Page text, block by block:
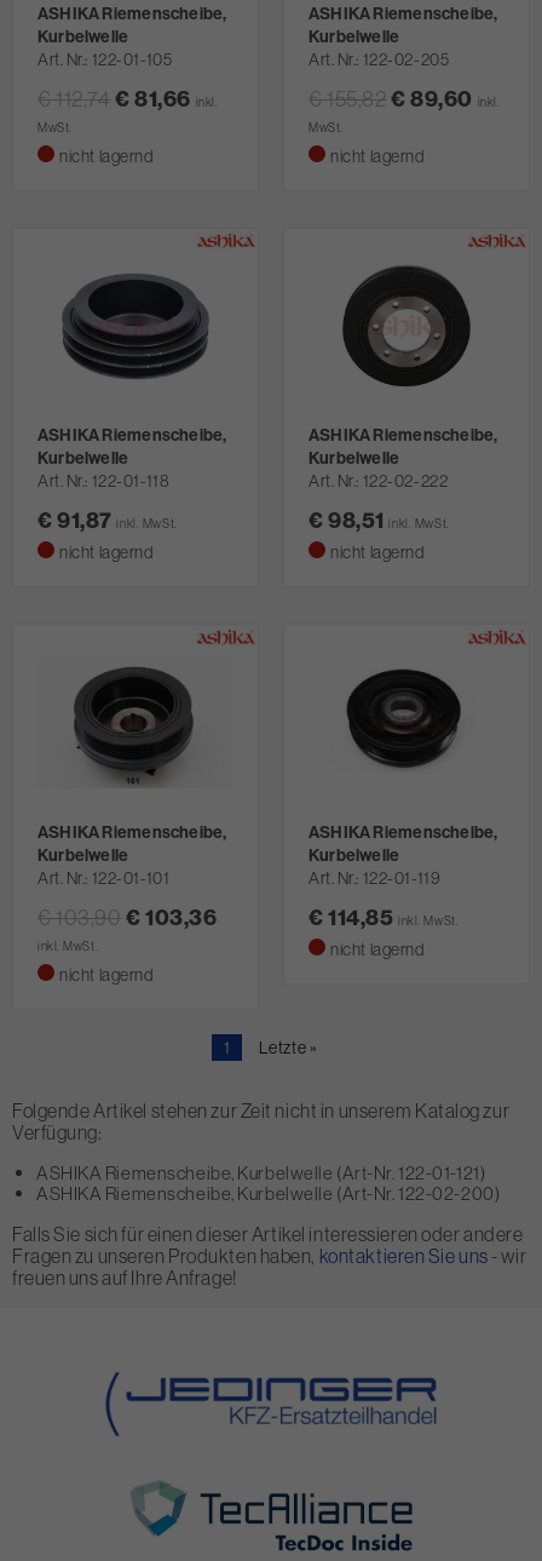
ASHIKA Riemenscheibe,
Kurbelwelle
Art. Nr. 122-01-105
€ 112,74€ 81,66 inkl.
MwSt.
nicht lagernd
ASHIKA Riemenscheibe,
Kurbelwelle
Art. Nr. 122-02-205
€ 155,82€ 89,60 inkl.
MwSt.
nicht lagernd
ASHIKA Riemenscheibe,
Kurbelwelle
Art. Nr. 122-01-118
€ 91,87inkl. MwSt.
nicht lagernd
ASHIKA Riemenscheibe,
Kurbelwelle
Art. Nr. 122-02-222
€ 98,51inkl. MwSt.
nicht lagernd
ASHIKA Riemenscheibe,
Kurbelwelle
Art. Nr. 122-01-101
€ 103,90€ 103,36
inkl. MwSt.
nicht lagernd
ASHIKA Riemenscheibe,
Kurbelwelle
Art. Nr. 122-01-119
€ 114,85inkl. MwSt.
nicht lagernd
Aktuelle
Seite
1
Letzte
Letzte »
Folgende Artikel stehen zur Zeit nicht in unserem Katalog zur
Verfügung:
ASHIKA Riemenscheibe, Kurbelwelle (Art-Nr. 122-01-121)
ASHIKA Riemenscheibe, Kurbelwelle (Art-Nr. 122-02-200)
Falls Sie sich für einen dieser Artikel interessieren oder andere
Fragen zu unseren Produkten haben, kontaktieren Sie uns- wir
freuen uns auf Ihre Anfrage!